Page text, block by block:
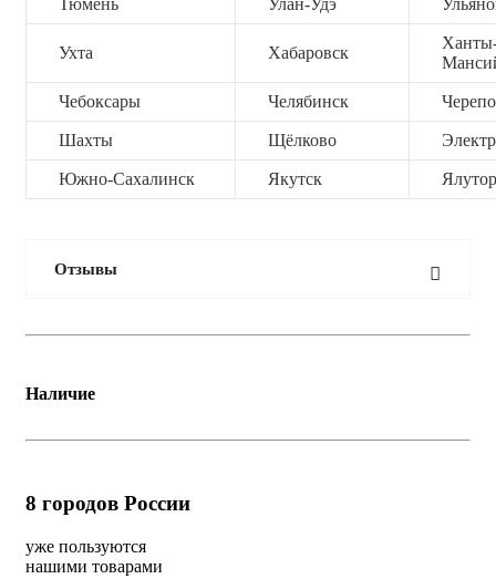
Тюмень Улан-Удэ
Ухта Хабаровск
Чебоксары Челябинск
Шахты Щёлково
Южно-Сахалинск Якутск
Отзывы
Наличие
8 городов России
уже пользуются
нашими товарами